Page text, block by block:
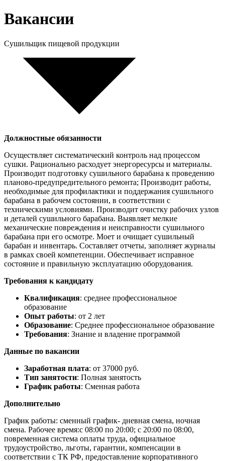
Вакансии
Сушильщик пищевой продукции
Должностные обязанности
Осуществляет систематический контроль над процессом
сушки. Рационально расходует энергоресурсы и материалы.
Производит подготовку сушильного барабана к проведению
планово-предупредительного ремонта; Производит работы,
необходимые для профилактики и поддержания сушильного
барабана в рабочем состоянии, в соответствии с
техническими условиями. Производит очистку рабочих узлов
и деталей сушильного барабана. Выявляет мелкие
механические повреждения и неисправности сушильного
барабана при его осмотре. Моет и очищает сушильный
барабан и инвентарь. Составляет отчеты, заполняет журналы
в рамках своей компетенции. Обеспечивает исправное
состояние и правильную эксплуатацию оборудования.
Требования к кандидату
Квалификация: среднее профессиональное
образование
Опыт работы: от 2 лет
Образование: Среднее профессиональное образование
Требования: Знание и владение программой
Данные по вакансии
Заработная плата: от 37000 руб.
Тип занятости: Полная занятость
График работы: Сменная работа
Дополнительно
График работы: сменный график- дневная смена, ночная
смена. Рабочее время:c 08:00 по 20:00; с 20:00 по 08:00,
повременная система оплаты труда, официальное
трудоустройство, льготы, гарантии, компенсации в
соответствии с ТК РФ, предоставление корпоративного